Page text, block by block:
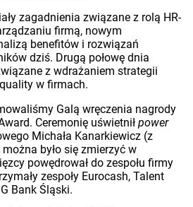
zagadnienia związane z rolą HR-
firmą, nowym
benefitów i rozwiązań
dziś. Drugą połowę dnia
z wdrażaniem strategii
w firmach.
Galą wręczenia nagrody
Ceremonię uświetnił power
Michała Kanarkiewicz (z
było się zmierzyć w
powędrował do zespołu firmy
zespoły Eurocash, Talent
Bank Śląski.